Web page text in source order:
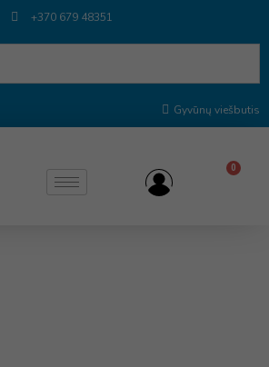
+370 679 48351
Gyvūnų viešbutis
0